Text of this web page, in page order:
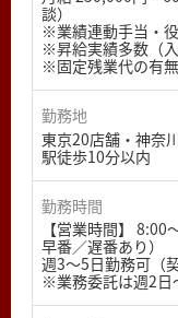
談）
※業績連動手当・
※昇給実績多数（
※固定残業代の有
勤務地
東京20店舗・神奈
駅徒歩10分以内
勤務時間
【営業時間】
早番／遅番あり）
週3〜5日勤務可（
※業務委託は週2日